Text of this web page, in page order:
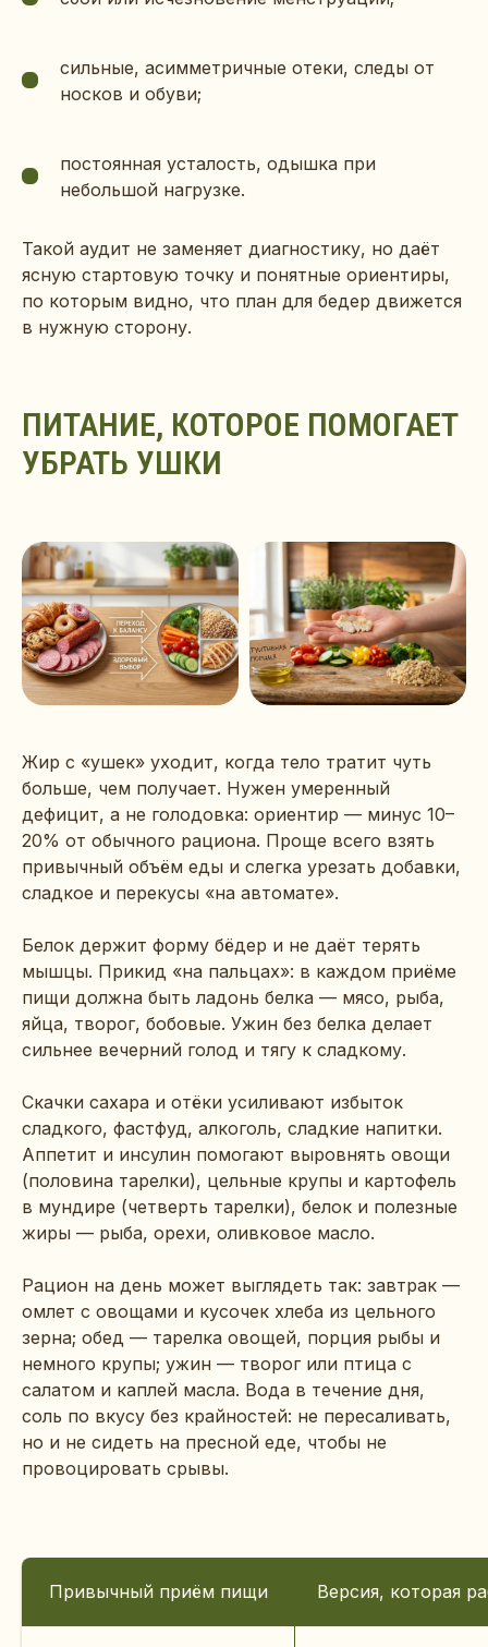
сильные, асимметричные отеки, следы от
носков и обуви;
постоянная усталость, одышка при
небольшой нагрузке.
Такой аудит не заменяет диагностику, но даёт
ясную стартовую точку и понятные ориентиры,
по которым видно, что план для бедер движется
в нужную сторону.
ПИТАНИЕ, КОТОРОЕ ПОМОГАЕТ
УБРАТЬ УШКИ
Жир с «ушек» уходит, когда тело тратит чуть
больше, чем получает. Нужен умеренный
дефицит, а не голодовка: ориентир — минус 10–
20% от обычного рациона. Проще всего взять
привычный объём еды и слегка урезать добавки,
сладкое и перекусы «на автомате».
Белок держит форму бёдер и не даёт терять
мышцы. Прикид «на пальцах»: в каждом приёме
пищи должна быть ладонь белка — мясо, рыба,
яйца, творог, бобовые. Ужин без белка делает
сильнее вечерний голод и тягу к сладкому.
Скачки сахара и отёки усиливают избыток
сладкого, фастфуд, алкоголь, сладкие напитки.
Аппетит и инсулин помогают выровнять овощи
(половина тарелки), цельные крупы и картофель
в мундире (четверть тарелки), белок и полезные
жиры — рыба, орехи, оливковое масло.
Рацион на день может выглядеть так: завтрак —
омлет с овощами и кусочек хлеба из цельного
зерна; обед — тарелка овощей, порция рыбы и
немного крупы; ужин — творог или птица с
салатом и каплей масла. Вода в течение дня,
соль по вкусу без крайностей: не пересаливать,
но и не сидеть на пресной еде, чтобы не
провоцировать срывы.
Привычный приём пищи Версия, которая